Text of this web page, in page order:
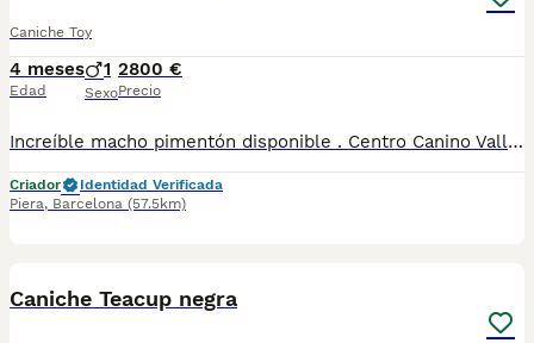
Caniche Toy
4 meses
Edad
1
Sexo
2800 €
Precio
Increíble macho pimentón disponible . Centro Canino Vallbonica es mucho más que un centro de cría , es una familia comprometida con el bienestar animal y la cria responsable, por ello todos nuestros bebés nacen y se crían en nuestras instalaciones , asegurando así un correcto desarrollo y una magnífica socialización, consiguiendo en cada ejemplar un carácter juguetón y extrovertido algo primordial para su adaptación como un miembro más en tu familia . Se entregan con el carnet de vacunas con el plan correspondiente a su edad , desparasitados y microchip implantado y activado en registro de Anicom. Facilitamos junto al cachorro contrato de compra con garantías víricas de 15 días y congénitas de 1 año . Contamos con un gran equipo de profesionales entre los que se encuentran educadores, auxiliares y Veterinarios ofreciendo los controles sanitarios necesarios así como continua vigilancia asegurando su bienestar . Hacemos envíos a toda España con empresa de transporte privado, proporcionando un viaje confortable y ofreciendo las atenciones necesarias a nuestros bebés . Si estás interesado en alguno de nuestros ejemplares solicita información sin compromiso al 722269698 . También atendemos vía WhatsApp . PRECIO REAL ( incluye el IVA) . Núcleo zoológico B2501315
Criador
Identidad Verificada
Piera, Barcelona (57.5km)
Caniche Teacup negra